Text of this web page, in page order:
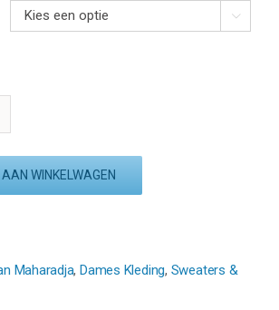

WINKELWAGEN
Maharadja,Dames Kleding, Sweaters &